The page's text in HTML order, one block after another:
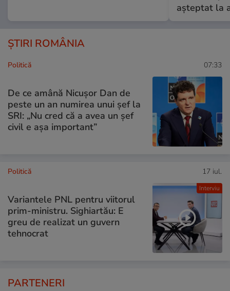
așteptat la
ȘTIRI ROMÂNIA
Politică 07:33
De ce amână Nicușor Dan de
peste un an numirea unui șef la
SRI: „Nu cred că a avea un şef
civil e așa important”
Interviu
Politică 17 iul.
Variantele PNL pentru viitorul
prim-ministru. Sighiartău: E
greu de realizat un guvern
tehnocrat
PARTENERI